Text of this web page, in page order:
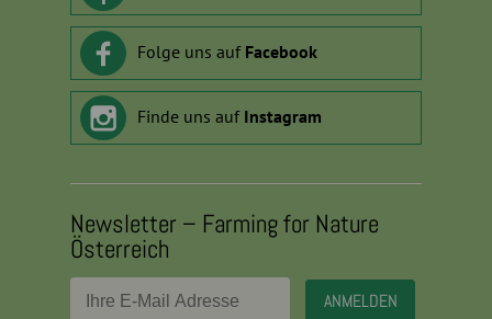
Folge uns auf Facebook
Finde uns auf Instagram
Newsletter – Farming for Nature
Österreich